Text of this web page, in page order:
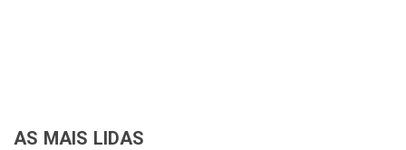
AS MAIS LIDAS